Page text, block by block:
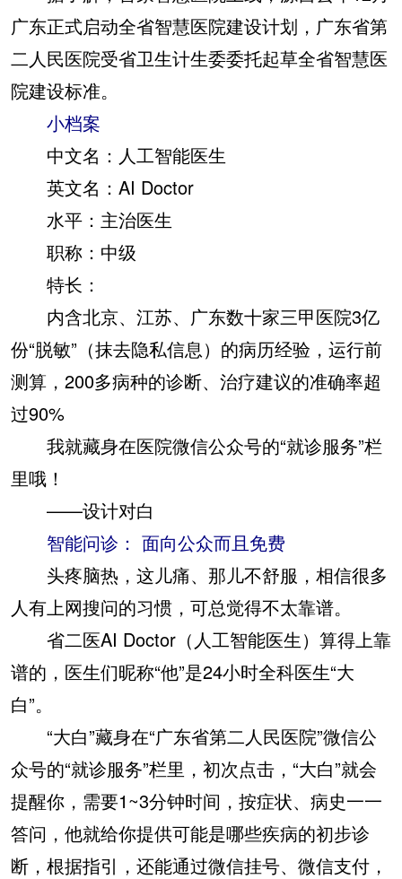
广东正式启动全省智慧医院建设计划，广东省第
二人民医院受省卫生计生委委托起草全省智慧医
院建设标准。
小档案
中文名：人工智能医生
英文名：AI Doctor
水平：主治医生
职称：中级
特长：
内含北京、江苏、广东数十家三甲医院3亿
份“脱敏”（抹去隐私信息）的病历经验，运行前
测算，200多病种的诊断、治疗建议的准确率超
过90%
我就藏身在医院微信公众号的“就诊服务”栏
里哦！
——设计对白
智能问诊： 面向公众而且免费
头疼脑热，这儿痛、那儿不舒服，相信很多
人有上网搜问的习惯，可总觉得不太靠谱。
省二医AI Doctor（人工智能医生）算得上靠
谱的，医生们昵称“他”是24小时全科医生“大
白”。
“大白”藏身在“广东省第二人民医院”微信公
众号的“就诊服务”栏里，初次点击，“大白”就会
提醒你，需要1~3分钟时间，按症状、病史一一
答问，他就给你提供可能是哪些疾病的初步诊
断，根据指引，还能通过微信挂号、微信支付，